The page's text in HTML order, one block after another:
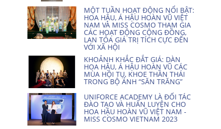
MỘT TUẦN HOẠT ĐỘNG NỔI BẬT:
HOA HẬU, Á HẬU HOÀN VŨ VIỆT
NAM VÀ MISS COSMO THAM GIA
CÁC HOẠT ĐỘNG CỘNG ĐỒNG,
LAN TỎA GIÁ TRỊ TÍCH CỰC ĐẾN
VỚI XÃ HỘI
KHOẢNH KHẮC ĐẮT GIÁ: DÀN
HOA HẬU, Á HẬU HOÀN VŨ CÁC
MÙA HỘI TỤ, KHOE THẦN THÁI
TRONG BỘ ẢNH “SĂN TRĂNG”
UNIFORCE ACADEMY LÀ ĐỐI TÁC
ĐÀO TẠO VÀ HUẤN LUYỆN CHO
HOA HẬU HOÀN VŨ VIỆT NAM -
MISS COSMO VIETNAM 2023